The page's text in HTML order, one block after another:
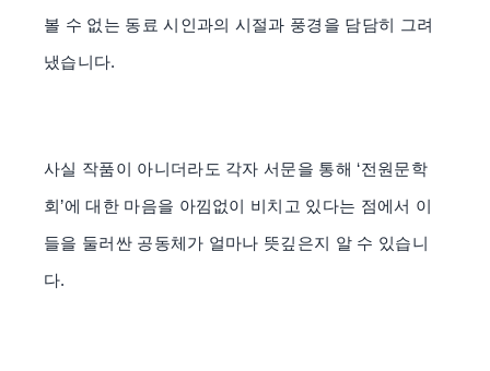
볼 수 없는 동료 시인과의 시절과 풍경을 담담히 그려
냈습니다.
사실 작품이 아니더라도 각자 서문을 통해 ‘전원문학
회’에 대한 마음을 아낌없이 비치고 있다는 점에서 이
들을 둘러싼 공동체가 얼마나 뜻깊은지 알 수 있습니
다.